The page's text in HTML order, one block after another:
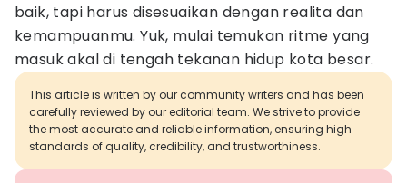
baik, tapi harus disesuaikan dengan realita dan
kemampuanmu. Yuk, mulai temukan ritme yang
masuk akal di tengah tekanan hidup kota besar.
This article is written by our community writers and has been
carefully reviewed by our editorial team. We strive to provide
the most accurate and reliable information, ensuring high
standards of quality, credibility, and trustworthiness.